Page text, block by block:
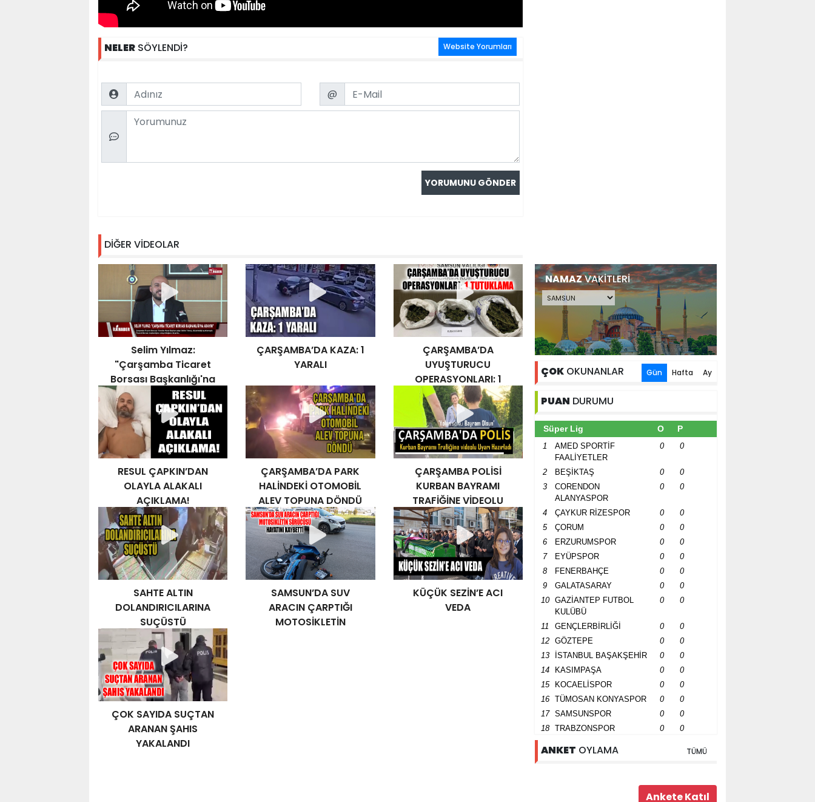
NELER SÖYLENDİ? Website Yorumları
Name Email
@
Comment
DİĞER VİDEOLAR
Selim Yılmaz:
"Çarşamba Ticaret
Borsası Başkanlığı'na
Adayım"
ÇARŞAMBA’DA KAZA: 1
YARALI
ÇARŞAMBA’DA
UYUŞTURUCU
OPERASYONLARI: 1
TUTUKLAMA
RESUL ÇAPKIN’DAN
OLAYLA ALAKALI
AÇIKLAMA!
ÇARŞAMBA’DA PARK
HALİNDEKİ OTOMOBİL
ALEV TOPUNA DÖNDÜ
ÇARŞAMBA POLİSİ
KURBAN BAYRAMI
TRAFİĞİNE VİDEOLU
UYARI HAZIRLADI
SAHTE ALTIN
DOLANDIRICILARINA
SUÇÜSTÜ
SAMSUN’DA SUV
ARACIN ÇARPTIĞI
MOTOSİKLETİN
KÜÇÜK SEZİN’E ACI
VEDA
ÇOK SAYIDA SUÇTAN
ARANAN ŞAHIS
YAKALANDI
NAMAZVAKİTLERİ
ÇOK OKUNANLAR Gün Hafta Ay
PUAN DURUMU
Süper Lig O P
1
AMED SPORTİF
FAALİYETLER
0 0
2 BEŞİKTAŞ 0
0
3
CORENDON
ALANYASPOR
0 0
4 ÇAYKUR RİZESPOR 0
0
5
ÇORUM 0
0
6
ERZURUMSPOR 0
0
7
EYÜPSPOR 0
0
8
FENERBAHÇE 0
0
9
GALATASARAY 0
0
10
GAZİANTEP FUTBOL
KULÜBÜ
0 0
11 GENÇLERBİRLİĞİ 0
0
12
GÖZTEPE 0
0
13
İSTANBUL BAŞAKŞEHİR 0
0
14
KASIMPAŞA 0
0
15
KOCAELİSPOR 0
0
16
TÜMOSAN KONYASPOR 0
0
17
SAMSUNSPOR 0
0
18
TRABZONSPOR 0 0
ANKET OYLAMA TÜMÜ